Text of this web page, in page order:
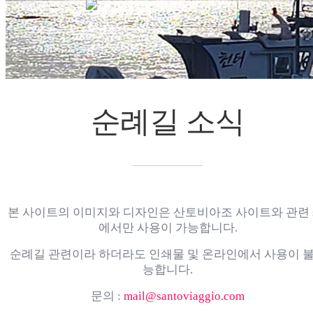
chevron_right 순례길 소식 chevron_right 순례길 소식
순례길 소식
본 사이트의 이미지와 디자인은 산토비아조 사이트와 관련
에서만 사용이 가능합니다.
순례길 관련이라 하더라도 인쇄물 및 온라인에서 사용이
능합니다.
문의 : mail@santoviaggio.com